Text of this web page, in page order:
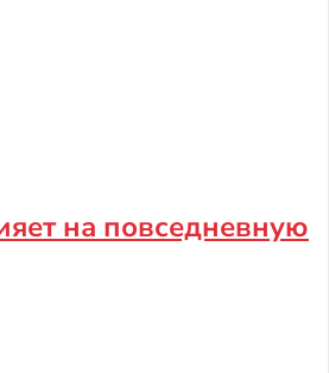
на повседневную